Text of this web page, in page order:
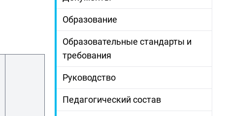
Образование
Образовательные стандарты и
требования
Руководство
Педагогический состав